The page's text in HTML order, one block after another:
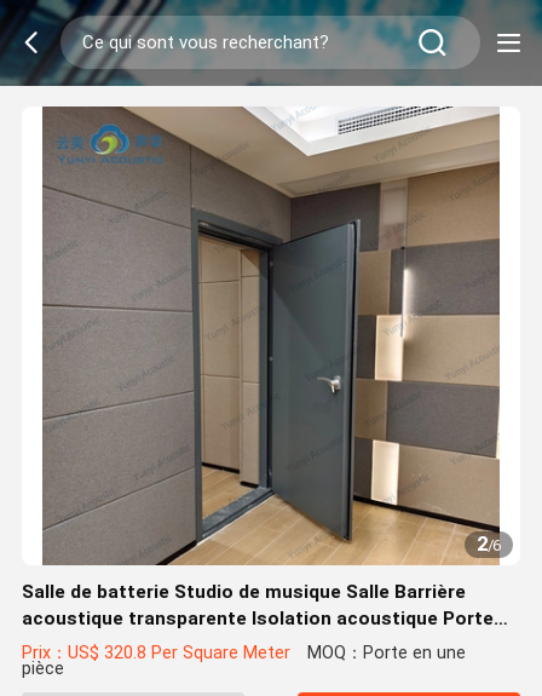
2/6
Salle de batterie Studio de musique Salle Barrière
acoustique transparente Isolation acoustique Porte
vision vitrée Acoustique à domicile Avec pièges de
basse Cornernoise Cancelling Porte STC 45dB
Prix：US$ 320.8 Per Square Meter MOQ：Porte en une
pièce